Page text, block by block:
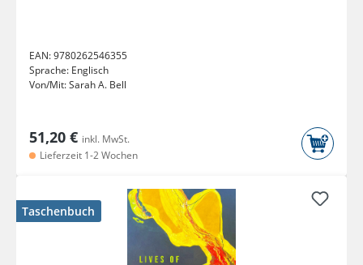
EAN:9780262546355
Sprache: Englisch
Von/Mit:Sarah A. Bell
51,20 € inkl. MwSt.
Lieferzeit 1-2 Wochen
Taschenbuch